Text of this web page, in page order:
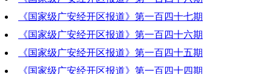
2022-01-13 19:44:10
《国家级广安经开区报道》第一百四十七期
2022-01-06 20:11:17
《国家级广安经开区报道》第一百四十六期
2021-12-30 19:27:12
《国家级广安经开区报道》第一百四十五期
2021-12-23 19:04:03
《国家级广安经开区报道》第一百四十四期